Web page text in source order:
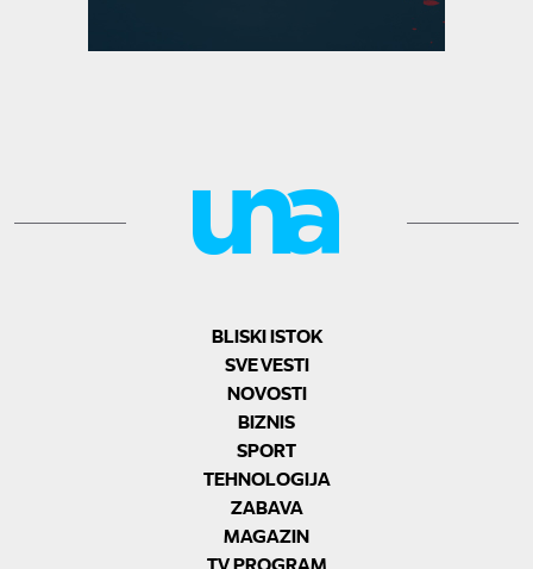
BLISKI ISTOK
SVE VESTI
NOVOSTI
BIZNIS
SPORT
TEHNOLOGIJA
ZABAVA
MAGAZIN